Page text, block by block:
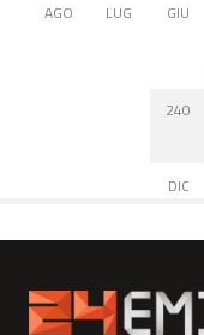
AGO
LUG GIU
240
DIC